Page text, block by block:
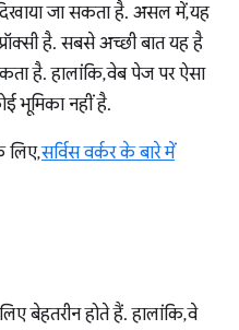
जा सकता है. असल में, यह
है. सबसे अच्छी बात यह है
है. हालांकि, वेब पेज पर ऐसा
भूमिका नहीं है.
लिए,सर्विस वर्कर के बारे में
बेहतरीन होते हैं. हालांकि, वे